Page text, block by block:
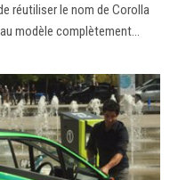
réutiliser le nom de Corolla
modèle complètement…